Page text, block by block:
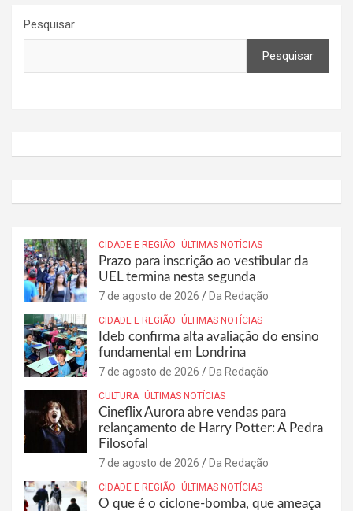
Pesquisar
Pesquisar
CIDADE E REGIÃO ÚLTIMAS NOTÍCIAS
Prazo para inscrição ao vestibular da
UEL termina nesta segunda
7 de agosto de 2026 Da Redação
CIDADE E REGIÃO ÚLTIMAS NOTÍCIAS
Ideb confirma alta avaliação do ensino
fundamental em Londrina
7 de agosto de 2026 Da Redação
CULTURA ÚLTIMAS NOTÍCIAS
Cineflix Aurora abre vendas para
relançamento de Harry Potter: A Pedra
Filosofal
7 de agosto de 2026 Da Redação
CIDADE E REGIÃO ÚLTIMAS NOTÍCIAS
O que é o ciclone-bomba, que ameaça